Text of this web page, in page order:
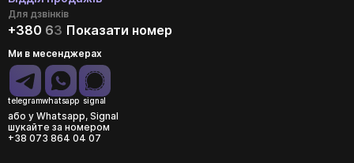
Для дзвінків
+380 63 Показати номер
Ми в месенджерах
telegramwhatsapp signal
або у Whatsapp, Signal
шукайте за номером
+38 073 864 04 07